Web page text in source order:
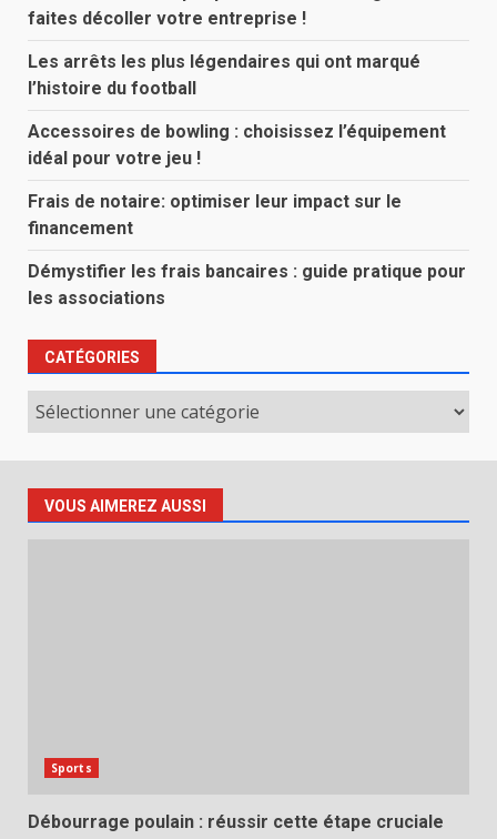
faites décoller votre entreprise !
Les arrêts les plus légendaires qui ont marqué
l’histoire du football
Accessoires de bowling : choisissez l’équipement
idéal pour votre jeu !
Frais de notaire: optimiser leur impact sur le
financement
Démystifier les frais bancaires : guide pratique pour
les associations
CATÉGORIES
Catégories
VOUS AIMEREZ AUSSI
Sports
Débourrage poulain : réussir cette étape cruciale